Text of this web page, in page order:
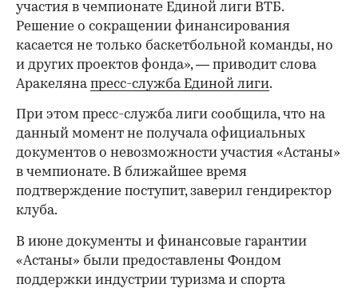
участия в чемпионате Единой лиги ВТБ.
Решение о сокращении финансирования
касается не только баскетбольной команды, но
и других проектов фонда», — приводит слова
Аракелянапресс-служба Единой лиги.
При этом пресс-служба лиги сообщила, что на
данный момент не получала официальных
документов о невозможности участия «Астаны»
в чемпионате. В ближайшее время
подтверждение поступит, заверил гендиректор
клуба.
В июне документы и финансовые гарантии
«Астаны» были предоставлены Фондом
поддержки индустрии туризма и спорта